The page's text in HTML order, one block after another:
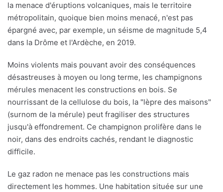
la menace d'éruptions volcaniques, mais le territoire
métropolitain, quoique bien moins menacé, n'est pas
épargné avec, par exemple, un séisme de magnitude 5,4
dans la Drôme et l'Ardèche, en 2019.
Moins violents mais pouvant avoir des conséquences
désastreuses à moyen ou long terme, les champignons
mérules menacent les constructions en bois. Se
nourrissant de la cellulose du bois, la "lèpre des maisons"
(surnom de la mérule) peut fragiliser des structures
jusqu'à effondrement. Ce champignon prolifère dans le
noir, dans des endroits cachés, rendant le diagnostic
difficile.
Le gaz radon ne menace pas les constructions mais
directement les hommes. Une habitation située sur une